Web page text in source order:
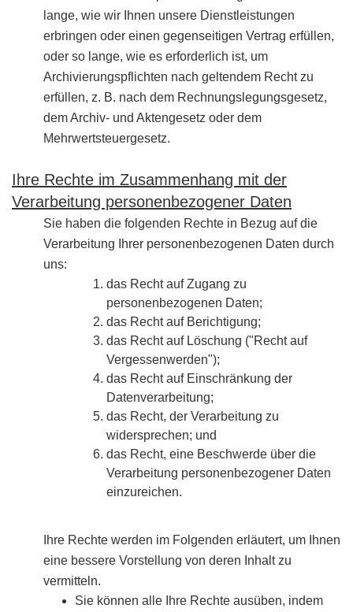
lange, wie wir Ihnen unsere Dienstleistungen
erbringen oder einen gegenseitigen Vertrag erfüllen,
oder so lange, wie es erforderlich ist, um
Archivierungspflichten nach geltendem Recht zu
erfüllen, z. B. nach dem Rechnungslegungsgesetz,
dem Archiv- und Aktengesetz oder dem
Mehrwertsteuergesetz.
Ihre Rechte im Zusammenhang mit der
Verarbeitung personenbezogener Daten
Sie haben die folgenden Rechte in Bezug auf die
Verarbeitung Ihrer personenbezogenen Daten durch
uns:
das Recht auf Zugang zu
personenbezogenen Daten;
das Recht auf Berichtigung;
das Recht auf Löschung ("Recht auf
Vergessenwerden");
das Recht auf Einschränkung der
Datenverarbeitung;
das Recht, der Verarbeitung zu
widersprechen; und
das Recht, eine Beschwerde über die
Verarbeitung personenbezogener Daten
einzureichen.
Ihre Rechte werden im Folgenden erläutert, um Ihnen
eine bessere Vorstellung von deren Inhalt zu
vermitteln.
Sie können alle Ihre Rechte ausüben, indem